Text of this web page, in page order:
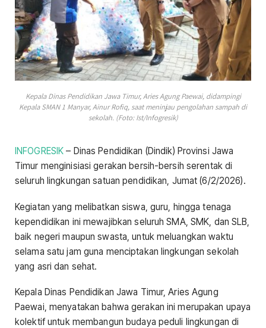
Kepala Dinas Pendidikan Jawa Timur, Aries Agung Paewai, didampingi
Kepala SMAN 1 Manyar, Ainur Rofiq, saat meninjau pengolahan sampah di
sekolah. (Foto: Ist/Infogresik)
INFOGRESIK – Dinas Pendidikan (Dindik) Provinsi Jawa
Timur menginisiasi gerakan bersih-bersih serentak di
seluruh lingkungan satuan pendidikan, Jumat (6/2/2026).
Kegiatan yang melibatkan siswa, guru, hingga tenaga
kependidikan ini mewajibkan seluruh SMA, SMK, dan SLB,
baik negeri maupun swasta, untuk meluangkan waktu
selama satu jam guna menciptakan lingkungan sekolah
yang asri dan sehat.
Kepala Dinas Pendidikan Jawa Timur, Aries Agung
Paewai, menyatakan bahwa gerakan ini merupakan upaya
kolektif untuk membangun budaya peduli lingkungan di